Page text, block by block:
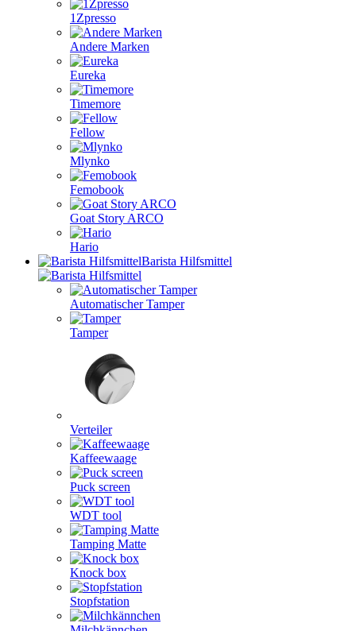
1Zpresso
Andere Marken
Eureka
Timemore
Fellow
Mlynko
Femobook
Goat Story ARCO
Hario
Barista Hilfsmittel
Automatischer Tamper
Tamper
Verteiler
Kaffeewaage
Puck screen
WDT tool
Tamping Matte
Knock box
Stopfstation